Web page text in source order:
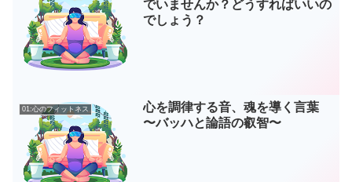
でいませんか？どうすればいいの
でしょう？
01:心のフィットネス
心を調律する音、魂を導く言葉
〜バッハと論語の叡智〜